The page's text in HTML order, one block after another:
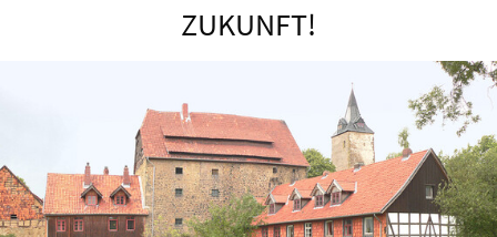
ZUKUNFT!